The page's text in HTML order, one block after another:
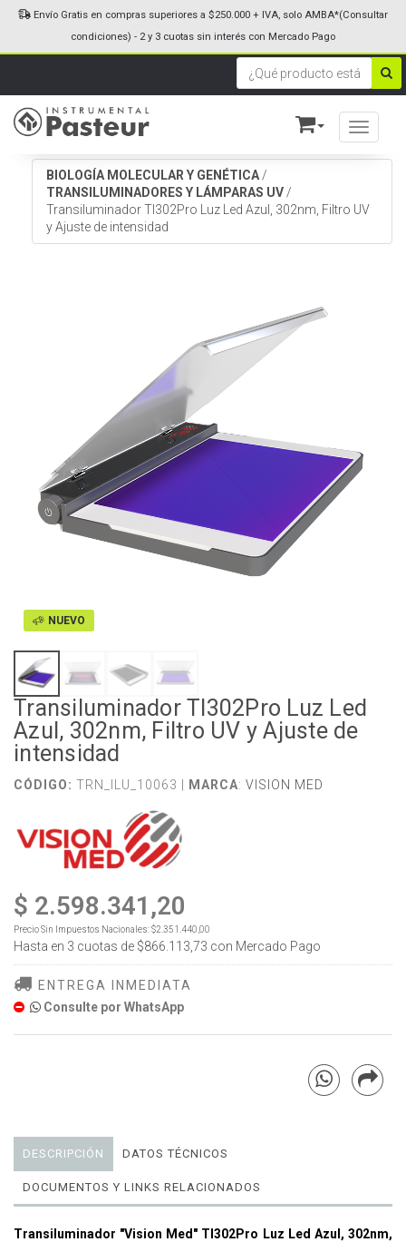
Toggle
Envío Gratis en compras superiores a $250.000 + IVA, solo AMBA*(Consultar
condiciones) - 2 y 3 cuotas sin interés con Mercado Pago
BIOLOGÍA MOLECULAR Y GENÉTICA /
TRANSILUMINADORES Y LÁMPARAS UV /
Transiluminador TI302Pro Luz Led Azul, 302nm, Filtro UV
y Ajuste de intensidad
NUEVO
Transiluminador TI302Pro Luz Led
Azul, 302nm, Filtro UV y Ajuste de
intensidad
CÓDIGO: TRN_ILU_10063 | MARCA: VISION MED
$ 2.598.341,20
Precio Sin Impuestos Nacionales:$2.351.440,00
Hasta en 3 cuotas de $866.113,73 con Mercado Pago
ENTREGA INMEDIATA
Consulte por WhatsApp
DESCRIPCIÓN DATOS TÉCNICOS
DOCUMENTOS Y LINKS RELACIONADOS
Transiluminador "Vision Med" TI302Pro Luz Led Azul, 302nm,